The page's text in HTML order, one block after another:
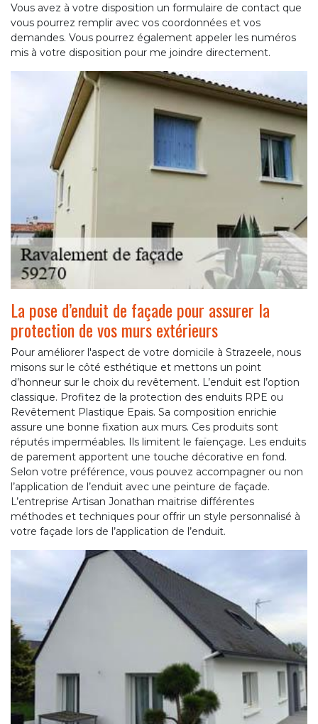
Vous avez à votre disposition un formulaire de contact que
vous pourrez remplir avec vos coordonnées et vos
demandes. Vous pourrez également appeler les numéros
mis à votre disposition pour me joindre directement.
La pose d’enduit de façade pour assurer la
protection de vos murs extérieurs
Pour améliorer l'aspect de votre domicile à Strazeele, nous
misons sur le côté esthétique et mettons un point
d’honneur sur le choix du revêtement. L’enduit est l’option
classique. Profitez de la protection des enduits RPE ou
Revêtement Plastique Epais. Sa composition enrichie
assure une bonne fixation aux murs. Ces produits sont
réputés imperméables. Ils limitent le faïençage. Les enduits
de parement apportent une touche décorative en fond.
Selon votre préférence, vous pouvez accompagner ou non
l’application de l’enduit avec une peinture de façade.
L’entreprise Artisan Jonathan maitrise différentes
méthodes et techniques pour offrir un style personnalisé à
votre façade lors de l’application de l’enduit.